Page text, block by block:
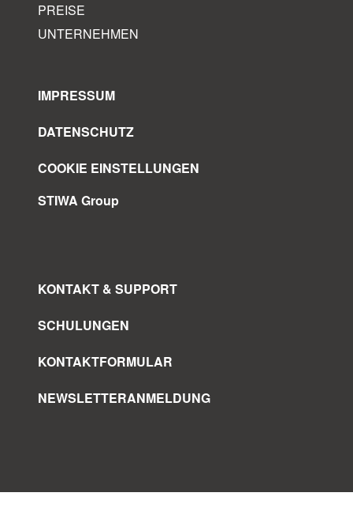
PREISE
UNTERNEHMEN
IMPRESSUM
DATENSCHUTZ
COOKIE EINSTELLUNGEN
STIWA Group
KONTAKT & SUPPORT
SCHULUNGEN
KONTAKTFORMULAR
NEWSLETTERANMELDUNG